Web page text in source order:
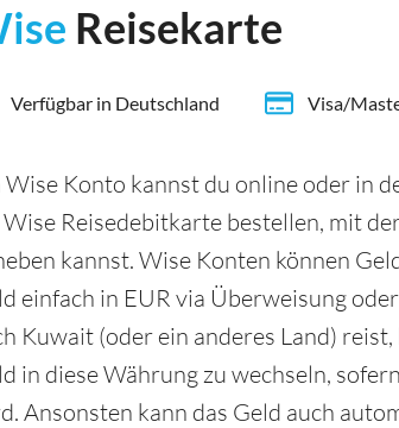
Reisekarte
Verfügbar in Deutschland Visa/
Wise Konto kannst du online oder in
Reisedebitkarte bestellen, mit
kannst. Wise Konten können
einfach in EUR via Überweisung
Kuwait (oder ein anderes Land)
in diese Währung zu wechseln,
Ansonsten kann das Geld auch